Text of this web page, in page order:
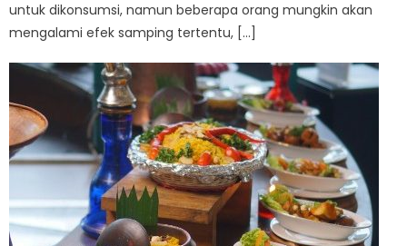
untuk dikonsumsi, namun beberapa orang mungkin akan
mengalami efek samping tertentu, […]